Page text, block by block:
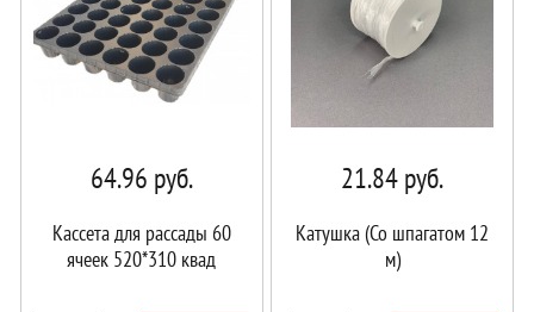
64.96 руб.
Кассета для рассады 60
ячеек 520*310 квад
21.84руб.
Катушка (Со шпагатом 12
м)